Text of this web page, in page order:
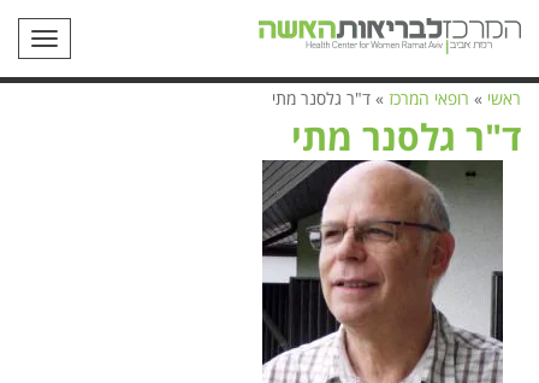
ראשי » רופאי המרכז » ד"ר גלסנר מתי
ד"ר גלסנר מתי